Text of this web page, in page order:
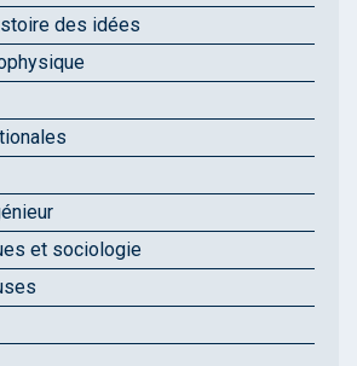
des idées
et sociologie